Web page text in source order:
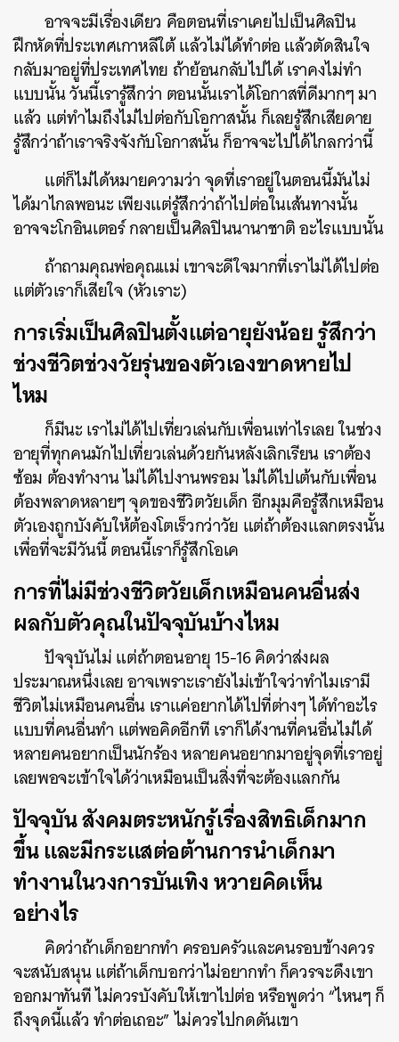
อาจจะมีเรื่องเดียว คือตอนที่เราเคยไปเป็นศิลปิน
ฝึกหัดที่ประเทศเกาหลีใต้ แล้วไม่ได้ทำต่อ แล้วตัดสินใจ
กลับมาอยู่ที่ประเทศไทย ถ้าย้อนกลับไปได้ เราคงไม่ทำ
แบบนั้น วันนี้เรารู้สึกว่า ตอนนั้นเราได้โอกาสที่ดีมากๆ มา
แล้ว แต่ทำไมถึงไม่ไปต่อกับโอกาสนั้น ก็เลยรู้สึกเสียดาย
รู้สึกว่าถ้าเราจริงจังกับโอกาสนั้น ก็อาจจะไปได้ไกลกว่านี้
แต่ก็ไม่ได้หมายความว่า จุดที่เราอยู่ในตอนนี้มันไม่
ได้มาไกลพอนะ เพียงแต่รู้สึกว่าถ้าไปต่อในเส้นทางนั้น
อาจจะโกอินเตอร์ กลายเป็นศิลปินนานาชาติ อะไรแบบนั้น
ถ้าถามคุณพ่อคุณแม่ เขาจะดีใจมากที่เราไม่ได้ไปต่อ
แต่ตัวเราก็เสียใจ (หัวเราะ)
การเริ่มเป็นศิลปินตั้งแต่อายุยังน้อย รู้สึกว่า
ช่วงชีวิตช่วงวัยรุ่นของตัวเองขาดหายไป
ไหม
ก็มีนะ เราไม่ได้ไปเที่ยวเล่นกับเพื่อนเท่าไรเลย ในช่วง
อายุที่ทุกคนมักไปเที่ยวเล่นด้วยกันหลังเลิกเรียน เราต้อง
ซ้อม ต้องทำงาน ไม่ได้ไปงานพรอม ไม่ได้ไปเต้นกับเพื่อน
ต้องพลาดหลายๆ จุดของชีวิตวัยเด็ก อีกมุมคือรู้สึกเหมือน
ตัวเองถูกบังคับให้ต้องโตเร็วกว่าวัย แต่ถ้าต้องแลกตรงนั้น
เพื่อที่จะมีวันนี้ ตอนนี้เราก็รู้สึกโอเค
การที่ไม่มีช่วงชีวิตวัยเด็กเหมือนคนอื่นส่ง
ผลกับตัวคุณในปัจจุบันบ้างไหม
ปัจจุบันไม่ แต่ถ้าตอนอายุ 15-16 คิดว่าส่งผล
ประมาณหนึ่งเลย อาจเพราะเรายังไม่เข้าใจว่าทำไมเรามี
ชีวิตไม่เหมือนคนอื่น เราแค่อยากได้ไปที่ต่างๆ ได้ทำอะไร
แบบที่คนอื่นทำ แต่พอคิดอีกที เราก็ได้งานที่คนอื่นไม่ได้
หลายคนอยากเป็นนักร้อง หลายคนอยากมาอยู่จุดที่เราอยู่
เลยพอจะเข้าใจได้ว่าเหมือนเป็นสิ่งที่จะต้องแลกกัน
ปัจจุบัน สังคมตระหนักรู้เรื่องสิทธิเด็กมาก
ขึ้น และมีกระแสต่อต้านการนำเด็กมา
ทำงานในวงการบันเทิง หวายคิดเห็น
อย่างไร
คิดว่าถ้าเด็กอยากทำ ครอบครัวและคนรอบข้างควร
จะสนับสนุน แต่ถ้าเด็กบอกว่าไม่อยากทำ ก็ควรจะดึงเขา
ออกมาทันที ไม่ควรบังคับให้เขาไปต่อ หรือพูดว่า “ไหนๆ ก็
ถึงจุดนี้แล้ว ทำต่อเถอะ” ไม่ควรไปกดดันเขา